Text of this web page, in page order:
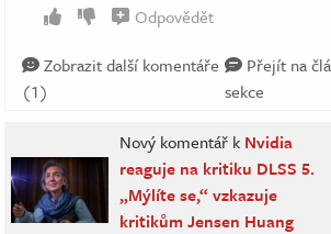
Odpovědět
Zobrazit další komentáře
(1)
Přejít na
sekce
Nový komentář k Nvidia
reaguje na kritiku DLSS 5.
„Mýlíte se,“ vzkazuje
kritikům Jensen Huang